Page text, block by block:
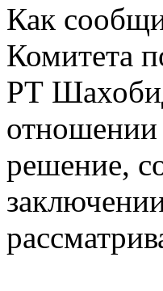
Как
Комитета
РТ
решение,